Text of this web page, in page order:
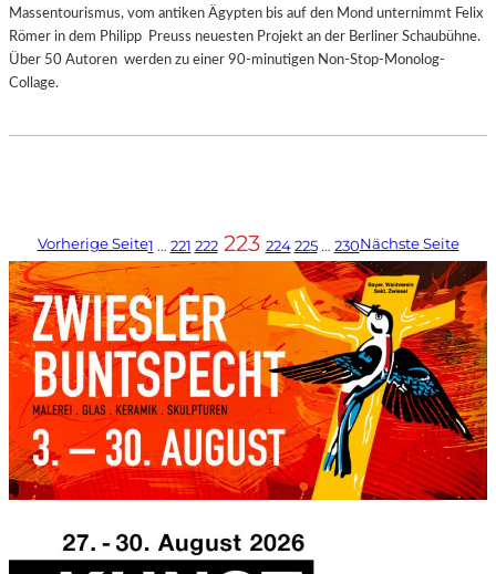
Massentourismus, vom antiken Ägypten bis auf den Mond unternimmt Felix
Römer in dem Philipp Preuss neuesten Projekt an der Berliner Schaubühne.
Über 50 Autoren werden zu einer 90-minutigen Non-Stop-Monolog-
Collage.
Vorherige Seite1 … 221 222 223 224 225 … 230Nächste Seite